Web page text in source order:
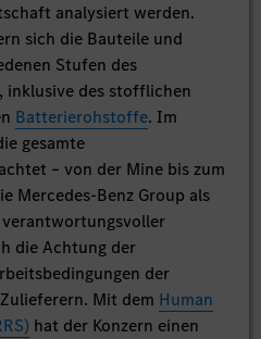
analysiert werden.
sich die Bauteile und
Stufen des
inklusive des stofflichen
Batterierohstoffe. Im
gesamte
– von der Mine bis zum
Mercedes-Benz Group als
die Achtung der
der
Mit dem Human
hat der Konzern einen